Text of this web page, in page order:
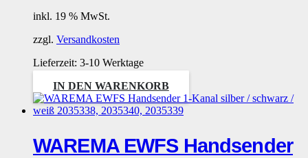
inkl. 19 % MwSt.
zzgl. Versandkosten
Lieferzeit: 3-10 Werktage
IN DEN WARENKORB
WAREMA EWFS Handsender